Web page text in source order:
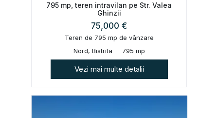
795 mp, teren intravilan pe Str. Valea
Ghinzii
75,000 €
Teren de 795 mp de vânzare
Nord, Bistrita
795 mp
Vezi mai multe detalii